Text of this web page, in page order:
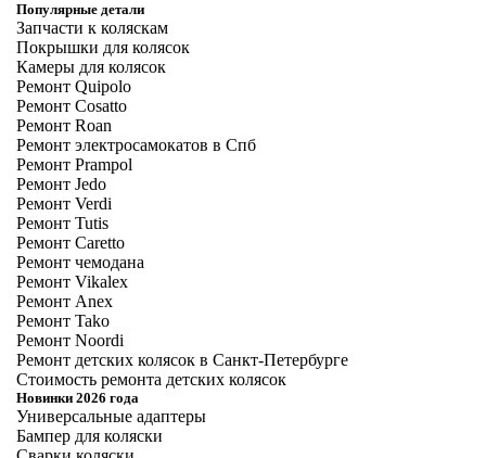
Популярные детали
Запчасти к коляскам
Покрышки для колясок
Камеры для колясок
Ремонт Quipolo
Ремонт Cosatto
Ремонт Roan
Ремонт электросамокатов в Спб
Ремонт Prampol
Ремонт Jedo
Ремонт Verdi
Ремонт Tutis
Ремонт Caretto
Ремонт чемодана
Ремонт Vikalex
Ремонт Anex
Ремонт Tako
Ремонт Noordi
Ремонт детских колясок в Санкт-Петербурге
Стоимость ремонта детских колясок
Новинки 2026 года
Универсальные адаптеры
Бампер для коляски